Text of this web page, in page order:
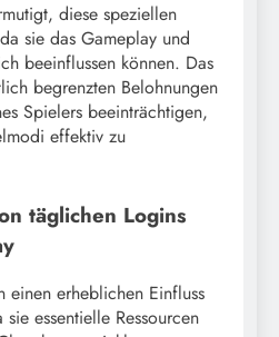
diese speziellen
sie das Gameplay und
beeinflussen können. Das
begrenzten Belohnungen
Spielers beeinträchtigen,
effektiv zu
täglichen Logins
einen erheblichen Einfluss
essentielle Ressourcen